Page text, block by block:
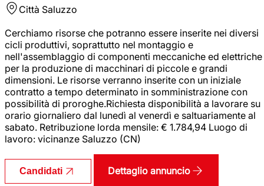
Città Saluzzo
Cerchiamo risorse che potranno essere inserite nei diversi
cicli produttivi, soprattutto nel montaggio e
nell'assemblaggio di componenti meccaniche ed elettriche
per la produzione di macchinari di piccole e grandi
dimensioni. Le risorse verranno inserite con un iniziale
contratto a tempo determinato in somministrazione con
possibilità di proroghe.Richiesta disponibilità a lavorare su
orario giornaliero dal lunedì al venerdì e saltuariamente al
sabato. Retribuzione lorda mensile: € 1.784,94 Luogo di
lavoro: vicinanze Saluzzo (CN)
Candidati Dettaglio annuncio